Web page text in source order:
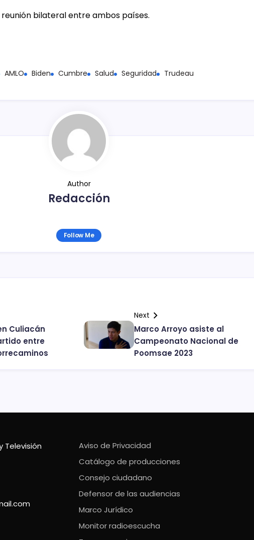
bilateral entre ambos países.
AMLO Biden Cumbre Salud Seguridad Trudeau
Author
Redacción
Follow Me
Culiacán
entre
Next
Marco Arroyo asiste al
Campeonato Nacional de
Poomsae 2023
Televisión
Aviso de Privacidad
Catálogo de producciones
Consejo ciudadano
Defensor de las audiencias
Marco Jurídico
Monitor radioescucha